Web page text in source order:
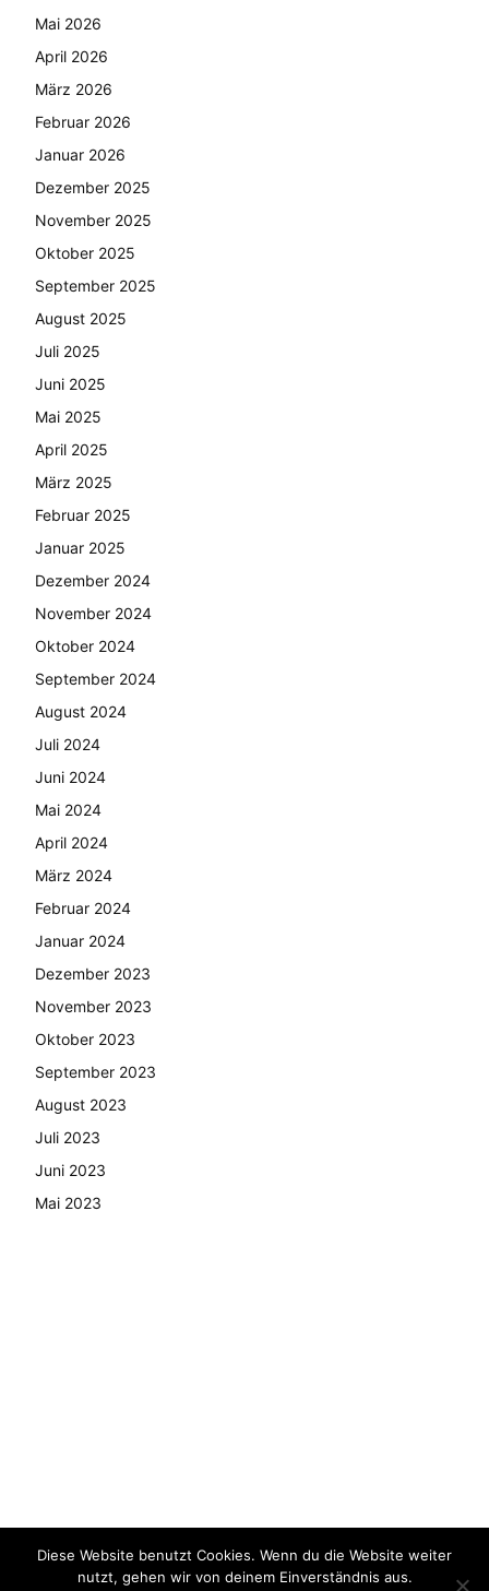
Mai 2026
April 2026
März 2026
Februar 2026
Januar 2026
Dezember 2025
November 2025
Oktober 2025
September 2025
August 2025
Juli 2025
Juni 2025
Mai 2025
April 2025
März 2025
Februar 2025
Januar 2025
Dezember 2024
November 2024
Oktober 2024
September 2024
August 2024
Juli 2024
Juni 2024
Mai 2024
April 2024
März 2024
Februar 2024
Januar 2024
Dezember 2023
November 2023
Oktober 2023
September 2023
August 2023
Juli 2023
Juni 2023
Mai 2023
© Copyright - 2024 AutoMarktNews.de
Diese Website benutzt Cookies. Wenn du die Website weiter
nutzt, gehen wir von deinem Einverständnis aus.